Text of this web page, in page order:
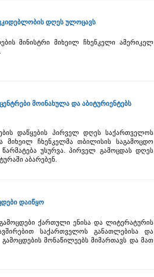
დღეს ულოცავს
მინისტრი მიხეილ ჩხენკელი ამერიკელ
მოინახულა და აბიტურიენტებს
დაწყების პირველ დღეს საქართველოს
მიხეილ ჩხენკელმა თბილისის საგამოცდო
უსურვა. პირველ გამოცდას დღეს
აბარებენ.
დაიწყო
ქართული ენისა და ლიტერატურის
საქართველოს განათლებისა და
მონაწილეებს მიმართავს და მათ